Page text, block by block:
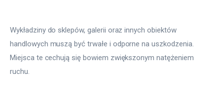
Wykładziny do sklepów, galerii oraz innych obiektów
handlowych muszą być trwałe i odporne na uszkodzenia.
Miejsca te cechują się bowiem zwiększonym natężeniem
ruchu.